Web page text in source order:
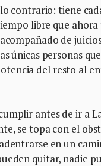
contrario: tiene
libre que
de
únicas personas
del resto al
antes de ir a
se topa con el
en un
quitar, nadie